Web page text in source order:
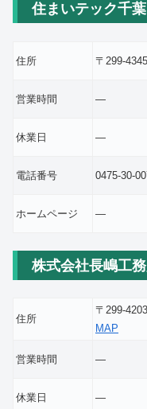
住まいテック千葉
住所 〒299-
営業時間 ―
休業日 ―
電話番号 0475-30-
ホームページ ―
株式会社長嶋工
住所
〒299-
MAP
営業時間 ―
休業日 ―